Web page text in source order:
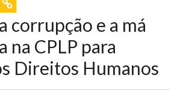
corrupção e a má
na CPLP para
Direitos Humanos